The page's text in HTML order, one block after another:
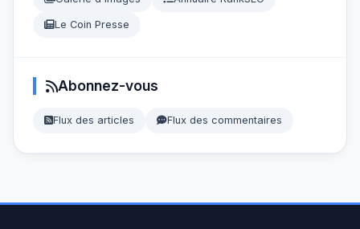
Le Coin Presse
Abonnez-vous
Flux des articles Flux des commentaires